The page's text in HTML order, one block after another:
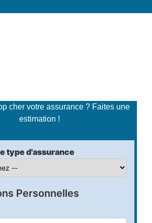
cher votre assurance ? Faites une
estimation !
type d'assurance
Personnelles